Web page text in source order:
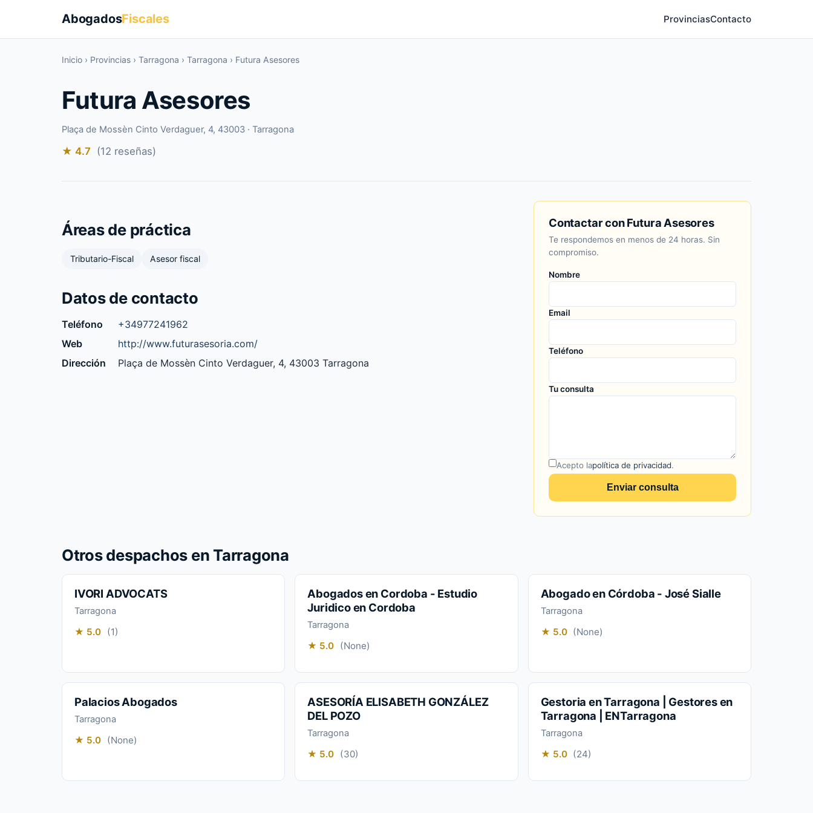
AbogadosFiscales ProvinciasContacto
Inicio › Provincias › Tarragona › Tarragona › Futura Asesores
Futura Asesores
Plaça de Mossèn Cinto Verdaguer, 4, 43003 · Tarragona
★ 4.7 (12 reseñas)
Áreas de práctica
Tributario-Fiscal Asesor fiscal
Datos de contacto
Teléfono
+34977241962
Web
http://www.futurasesoria.com/
Dirección
Plaça de Mossèn Cinto Verdaguer, 4, 43003 Tarragona
Contactar con Futura Asesores
Te respondemos en menos de 24 horas. Sin
compromiso.
Nombre
Email
Teléfono
Tu consulta
Acepto lapolítica de privacidad.
Enviar consulta
Otros despachos en Tarragona
IVORI ADVOCATS
Tarragona
★ 5.0 (1)
Abogados en Cordoba - Estudio
Juridico en Cordoba
Tarragona
★ 5.0 (None)
Abogado en Córdoba - José Sialle
Tarragona
★ 5.0 (None)
Palacios Abogados
Tarragona
★ 5.0 (None)
ASESORÍA ELISABETH GONZÁLEZ
DEL POZO
Tarragona
★ 5.0 (30)
Gestoria en Tarragona | Gestores en
Tarragona | ENTarragona
Tarragona
★ 5.0 (24)